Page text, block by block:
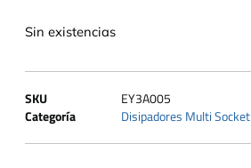
Sin existencias
SKU
EY3A005
Categoría
Disipadores Multi Socket